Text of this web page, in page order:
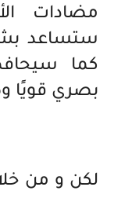
ستساعد
بصري قويًا
لكن و من